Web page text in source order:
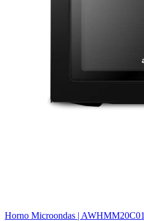
Horno Microondas | AWHMM20C01